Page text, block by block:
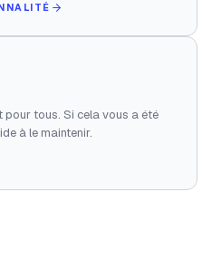
pour tous. Si cela vous a été
à le maintenir.